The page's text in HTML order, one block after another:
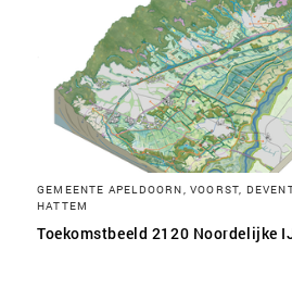
GEMEENTE APELDOORN, VOORST,
HATTEM
Toekomstbeeld 2120 Noordelijke
SLA VOORKEUREN